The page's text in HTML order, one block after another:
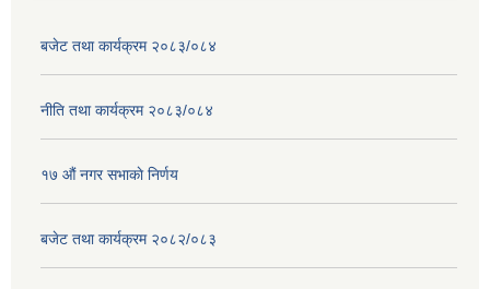
बजेट तथा कार्यक्रम २०८३/०८४
नीति तथा कार्यक्रम २०८३/०८४
१७ ‌‍औं नगर सभाकाे निर्णय
बजेट तथा कार्यक्रम २०८२/०८३